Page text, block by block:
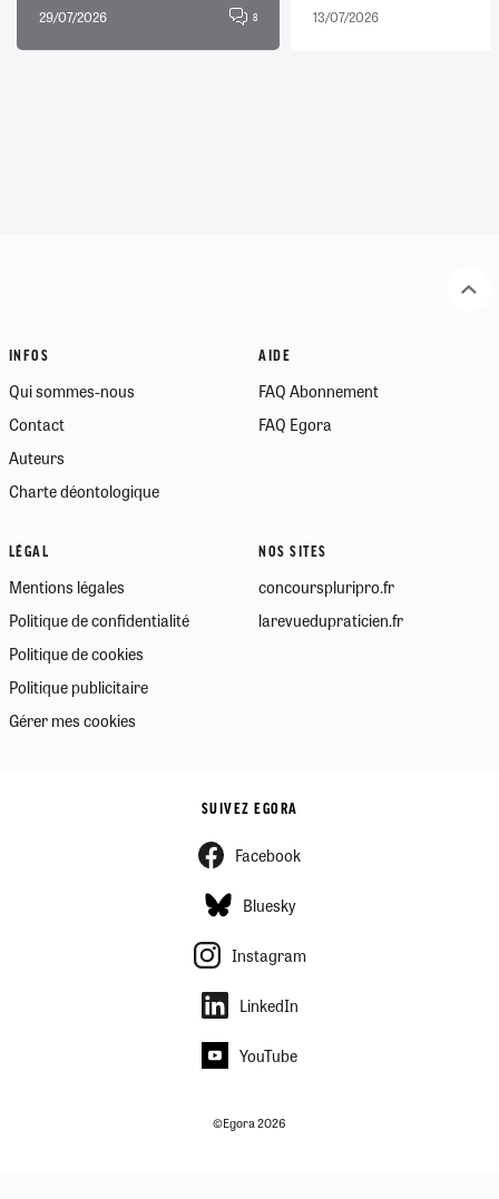
29/07/2026 8 13/07/2026
INFOS
Qui sommes-nous
Contact
Auteurs
Charte déontologique
AIDE
FAQ Abonnement
FAQ Egora
LÉGAL
Mentions légales
Politique de confidentialité
Politique de cookies
Politique publicitaire
Gérer mes cookies
NOS SITES
concourspluripro.fr
larevuedupraticien.fr
SUIVEZ EGORA
Facebook
Bluesky
Instagram
LinkedIn
YouTube
©Egora 2026